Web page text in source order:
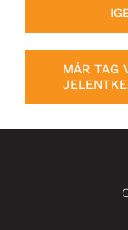
MÁR TAG